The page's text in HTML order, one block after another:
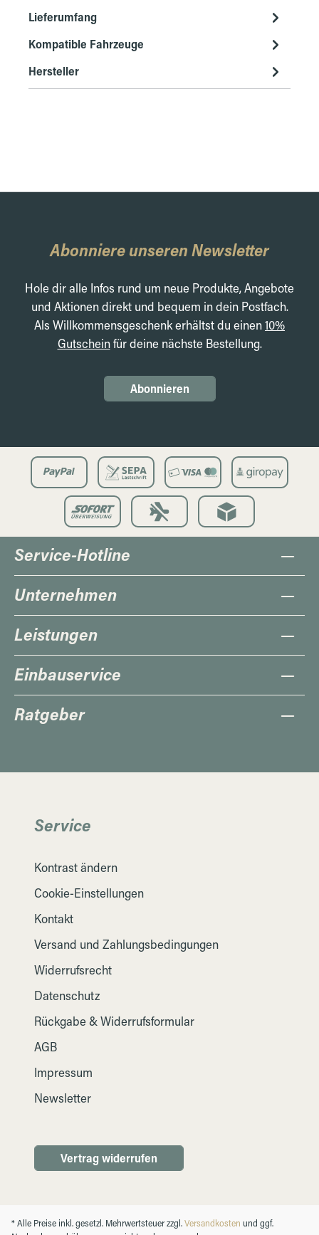
Lieferumfang
Kompatible Fahrzeuge
Hersteller
Abonniere unseren Newsletter
Hole dir alle Infos rund um neue Produkte, Angebote
und Aktionen direkt und bequem in dein Postfach.
Als Willkommensgeschenk erhältst du einen10%
Gutscheinfür deine nächste Bestellung.
Abonnieren
Service-Hotline
Unternehmen
Leistungen
Einbauservice
Ratgeber
Service
Kontrast ändern
Cookie-Einstellungen
Kontakt
Versand und Zahlungsbedingungen
Widerrufsrecht
Datenschutz
Rückgabe & Widerrufsformular
AGB
Impressum
Newsletter
Vertrag widerrufen
* Alle Preise inkl. gesetzl. Mehrwertsteuer zzgl.Versandkosten und ggf.